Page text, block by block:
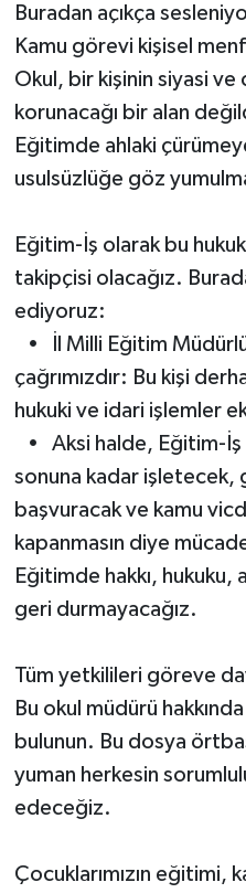
Buradan açıkça
Kamu görevi kişisel
Okul, bir kişinin siyasi ve
korunacağı bir alan
Eğitimde ahlaki
usulsüzlüğe göz
Eğitim-İş olarak bu
takipçisi olacağız.
ediyoruz:
• İl Milli Eğitim
çağrımızdır: Bu kişi
hukuki ve idari işlemler
• Aksi halde, Eğitim-İş
sonuna kadar işletecek,
başvuracak ve kamu
kapanmasın diye
Eğitimde hakkı,
geri durmayacağız.
Tüm yetkilileri göreve
Bu okul müdürü
bulunun. Bu dosya
yuman herkesin
edeceğiz.
Çocuklarımızın eğitimi,